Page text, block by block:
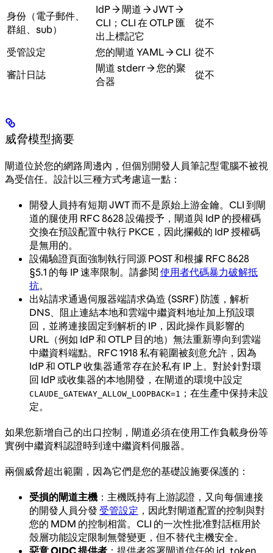
身份（電子郵件、
群組、sub）
IdP → 閘道 → JWT →
CLI；CLI 在 OTLP 匯
出上標記它
從不
受管設定 您的閘道 YAML → CLI 從不
審計日誌
閘道 stderr → 您的聚
合器
從不
威脅模型摘要
閘道位於您的網路周邊內，但個別開發人員筆記型電腦不被視
為受信任。設計以三種方式考慮這一點：
開發人員持有短期 JWT 而不是原始上游金鑰。CLI 到閘
道的腿使用 RFC 8628 設備授予，閘道與 IdP 的授權碼
交換在預設配置中執行 PKCE，因此攔截的 IdP 授權碼
是無用的。
設備驗證頁面強制執行同源 POST 和根據 RFC 8628
§5.1 的每 IP 速率限制。請參閱 使用者代碼暴力破解抵
抗。
出站請求通過伺服器端請求偽造 (SSRF) 防護，解析
DNS、阻止連結本地和雲端中繼資料地址加上預設環
回，並將連接固定到解析的 IP，因此操作員影響的
URL（例如 IdP 和 OTLP 目的地）無法重新導向到雲端
中繼資料端點。RFC 1918 私有範圍被刻意允許，因為
IdP 和 OTLP 收集器通常存在於私有 IP 上。對於針對環
回 IdP 或收集器的本地開發，在閘道的環境中設定
CLAUDE_GATEWAY_ALLOW_LOOPBACK=1
；在生產中保持未設
定。
如果您新增自己的出口控制，閘道必須在使用工作負載身份等
實例中繼資料認證時到達中繼資料伺服器。
兩個威脅超出範圍，因為它們是您的基礎設施要保護的：
受損的閘道主機 ：主機既持有上游認證，又向每個連接
的開發人員分發 受管設定 ，因此對閘道配置的控制與對
您的 MDM 的控制相當。CLI 的一次性批准對話框用於
殼層功能設定限制無聲變更，但不替代主機安全。
惡意 OIDC 提供者 ：提供者簽署閘道信任的 id_token，